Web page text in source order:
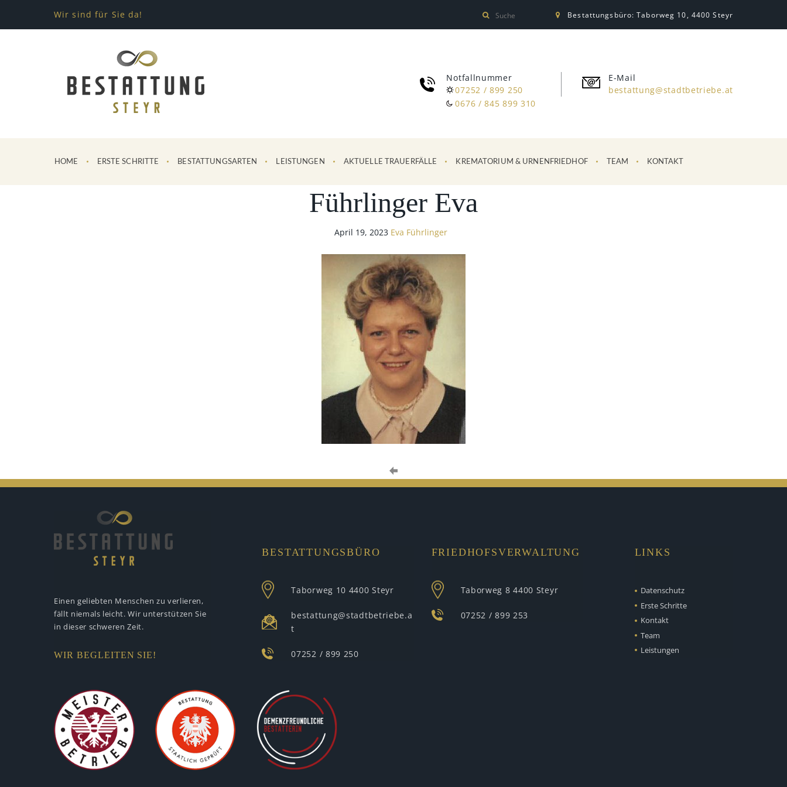
Wir sind für Sie da! Bestattungsbüro: Taborweg 10, 4400 Steyr
Notfallnummer
07252 / 899 250
0676 / 845 899 310
E-Mail
bestattung@stadtbetriebe.at
HOME ERSTE SCHRITTE BESTATTUNGSARTEN LEISTUNGEN AKTUELLE TRAUERFÄLLE KREMATORIUM & URNENFRIEDHOF TEAM KONTAKT
Führlinger Eva
April 19, 2023 Eva Führlinger
Einen geliebten Menschen zu verlieren,
fällt niemals leicht. Wir unterstützen Sie
in dieser schweren Zeit.
WIR BEGLEITEN SIE!
BESTATTUNGSBÜRO
Taborweg 10 4400 Steyr
bestattung@stadtbetriebe.a
t
07252 / 899 250
FRIEDHOFSVERWALTUNG
Taborweg 8 4400 Steyr
07252 / 899 253
LINKS
Datenschutz
Erste Schritte
Kontakt
Team
Leistungen